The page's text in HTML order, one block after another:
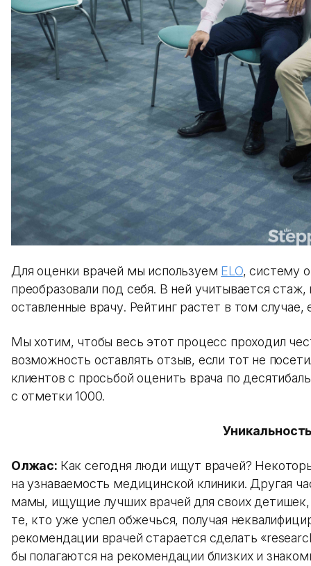
Для оценки врачей мы используем ELO, систему
преобразовали под себя. В ней учитывается
оставленные врачу. Рейтинг растет в том
Мы хотим, чтобы весь этот процесс проходил
возможность оставлять отзыв, если тот не
клиентов с просьбой оценить врача по
с отметки 1000.
Олжас: Как сегодня люди ищут врачей?
на узнаваемость медицинской клиники. Другая
мамы, ищущие лучших врачей для своих
те, кто уже успел обжечься, получая
рекомендации врачей старается сделать
бы полагаются на рекомендации близких и